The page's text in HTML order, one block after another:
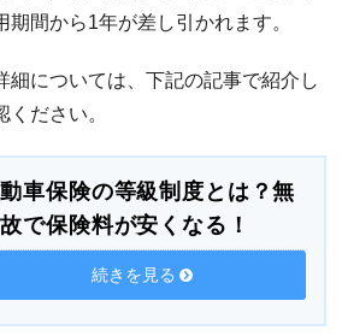
間から1年が差し引かれます。
細については、下記の記事で紹介し
ださい。
車保険の等級制度とは？無
で保険料が安くなる！
続きを見る